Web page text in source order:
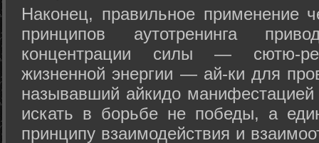
Наконец, правильное применение
принципов аутотренинга
концентрации силы — сютю-
жизненной энергии — ай-ки для
называвший айкидо
искать в борьбе не победы, а
принципу взаимодействия и